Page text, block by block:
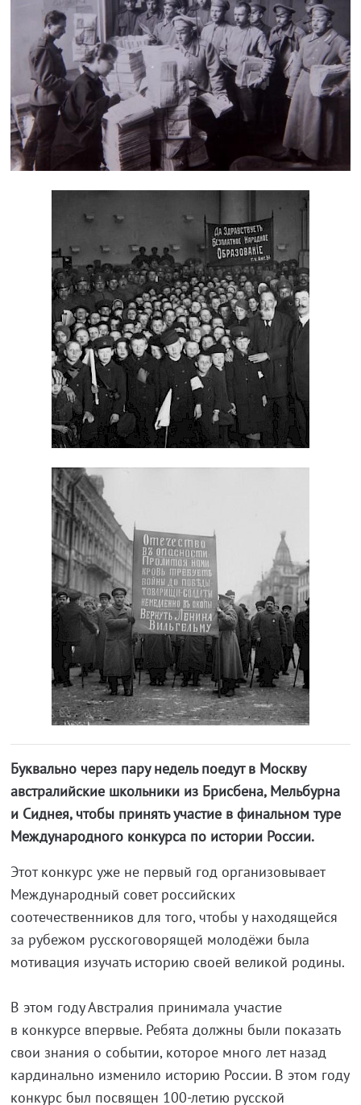
Буквально через пару недель поедут в Москву
австралийские школьники из Брисбена, Мельбурна
и Сиднея, чтобы принять участие в финальном туре
Международного конкурса по истории России.
Этот конкурс уже не первый год организовывает
Международный совет российских
соотечественников для того, чтобы у находящейся
за рубежом русскоговорящей молодёжи была
мотивация изучать историю своей великой родины.
В этом году Австралия принимала участие
в конкурсе впервые. Ребята должны были показать
свои знания о событии, которое много лет назад
кардинально изменило историю России. В этом году
конкурс был посвящен 100-летию русской